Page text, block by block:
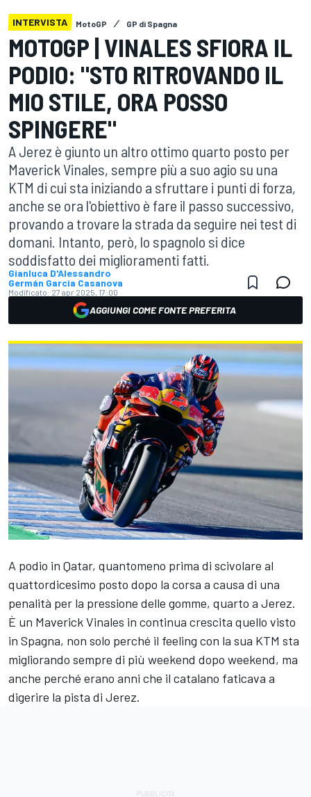
INTERVISTA MotoGP GP di Spagna
MOTOGP | VINALES SFIORA IL
PODIO: "STO RITROVANDO IL
MIO STILE, ORA POSSO
SPINGERE"
A Jerez è giunto un altro ottimo quarto posto per
Maverick Vinales, sempre più a suo agio su una
KTM di cui sta iniziando a sfruttare i punti di forza,
anche se ora l'obiettivo è fare il passo successivo,
provando a trovare la strada da seguire nei test di
domani. Intanto, però, lo spagnolo si dice
soddisfatto dei miglioramenti fatti.
Gianluca D'Alessandro
Germán Garcia Casanova
Modificato: 27 apr 2025, 17:00
AGGIUNGI COME FONTE PREFERITA
A podio in Qatar, quantomeno prima di scivolare al
quattordicesimo posto dopo la corsa a causa di una
penalità per la pressione delle gomme, quarto a Jerez.
È un Maverick Vinales in continua crescita quello visto
in Spagna, non solo perché il feeling con la sua KTM sta
migliorando sempre di più weekend dopo weekend, ma
anche perché erano anni che il catalano faticava a
digerire la pista di Jerez.